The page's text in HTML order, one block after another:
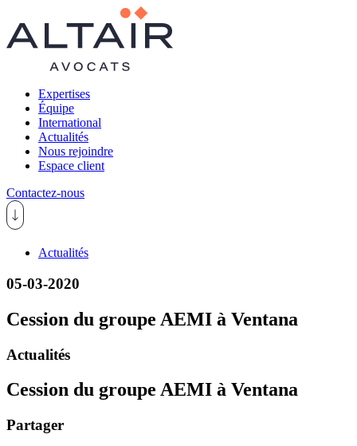
Expertises
Équipe
International
Actualités
Nous rejoindre
Espace client
Contactez-nous
Actualités
05-03-2020
Cession du groupe AEMI à Ventana
Actualités
Cession du groupe AEMI à Ventana
Partager